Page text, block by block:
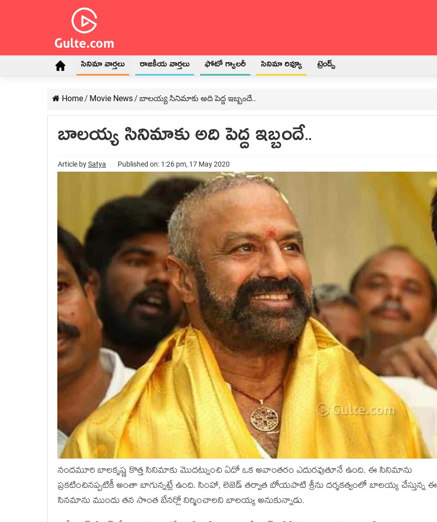
సినిమా వార్తలు రాజకీయ వార్తలు ఫోటో గ్యాలరీ సినిమా రివ్యూ ట్రెండ్స్
Home/ Movie News/ బాల‌య్య సినిమాకు అది పెద్ద ఇబ్బందే..
బాల‌య్య సినిమాకు అది పెద్ద ఇబ్బందే..
Article bySatya Published on: 1:26 pm, 17 May 2020
నంద‌మూరి బాల‌కృష్ణ కొత్త సినిమాకు మొద‌ట్నుంచి ఏదో ఒక అవాంత‌రం ఎదుర‌వుతూనే ఉంది. ఈ సినిమాను
ప్ర‌క‌టించిన‌ప్ప‌టికీ అంతా బాగున్న‌ట్లే ఉంది. సింహా, లెజెడ్ త‌ర్వాత బోయ‌పాటి శ్రీను ద‌ర్శ‌క‌త్వంలో బాల‌య్య చేస్తున్న ఈ
సిన‌మాను ముందు త‌న సొంత బేన‌ర్లో నిర్మించాల‌ని బాల‌య్య అనుకున్నాడు.